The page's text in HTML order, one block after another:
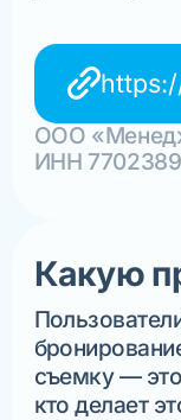
ООО
ИНН
Какую
съемку —
кто делает